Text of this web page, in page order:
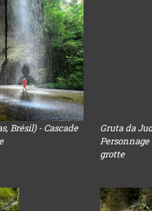
Brésil) - Cascade
Gruta da
grotte